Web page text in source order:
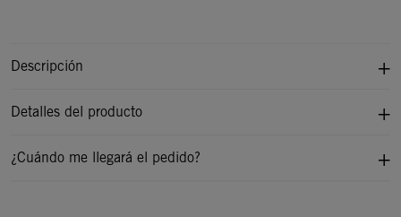
Descripción
Detalles del producto
¿Cuándo me llegará el pedido?